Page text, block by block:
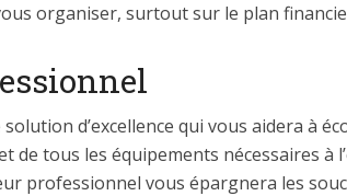
organiser, surtout sur le plan
d’excellence qui vous aidera à
de tous les équipements nécessaires à
professionnel vous épargnera les